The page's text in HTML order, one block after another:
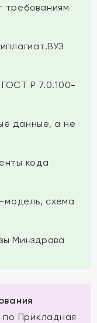
требованиям
Р 7.0.100-
данные, а не
кода
модель, схема
Минздрава
Прикладная